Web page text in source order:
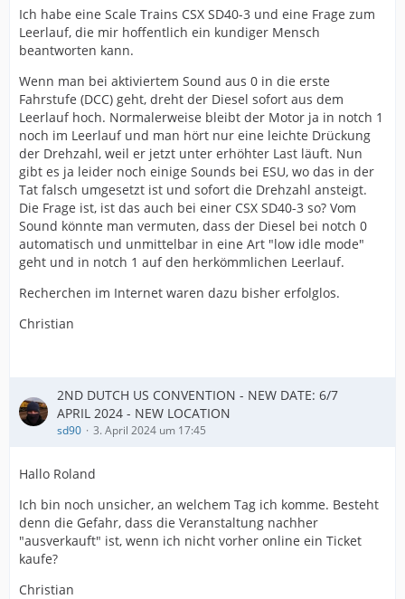
Ich habe eine Scale Trains CSX SD40-3 und eine Frage zum
Leerlauf, die mir hoffentlich ein kundiger Mensch
beantworten kann.
Wenn man bei aktiviertem Sound aus 0 in die erste
Fahrstufe (DCC) geht, dreht der Diesel sofort aus dem
Leerlauf hoch. Normalerweise bleibt der Motor ja in notch 1
noch im Leerlauf und man hört nur eine leichte Drückung
der Drehzahl, weil er jetzt unter erhöhter Last läuft. Nun
gibt es ja leider noch einige Sounds bei ESU, wo das in der
Tat falsch umgesetzt ist und sofort die Drehzahl ansteigt.
Die Frage ist, ist das auch bei einer CSX SD40-3 so? Vom
Sound könnte man vermuten, dass der Diesel bei notch 0
automatisch und unmittelbar in eine Art "low idle mode"
geht und in notch 1 auf den herkömmlichen Leerlauf.
Recherchen im Internet waren dazu bisher erfolglos.
Christian
2ND DUTCH US CONVENTION - NEW DATE: 6/7
APRIL 2024 - NEW LOCATION
sd90 3. April 2024 um 17:45
Hallo Roland
Ich bin noch unsicher, an welchem Tag ich komme. Besteht
denn die Gefahr, dass die Veranstaltung nachher
"ausverkauft" ist, wenn ich nicht vorher online ein Ticket
kaufe?
Christian